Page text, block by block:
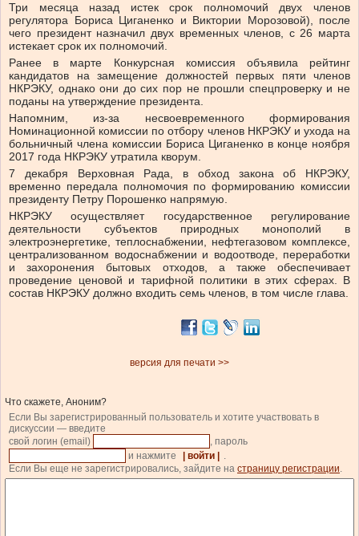
Три месяца назад истек срок полномочий двух членов
регулятора Бориса Циганенко и Виктории Морозовой), после
чего президент назначил двух временных членов, с 26 марта
истекает срок их полномочий.
Ранее в марте Конкурсная комиссия объявила рейтинг
кандидатов на замещение должностей первых пяти членов
НКРЭКУ, однако они до сих пор не прошли спецпроверку и не
поданы на утверждение президента.
Напомним, из-за несвоевременного формирования
Номинационной комиссии по отбору членов НКРЭКУ и ухода на
больничный члена комиссии Бориса Циганенко в конце ноября
2017 года НКРЭКУ утратила кворум.
7 декабря Верховная Рада, в обход закона об НКРЭКУ,
временно передала полномочия по формированию комиссии
президенту Петру Порошенко напрямую.
НКРЭКУ осуществляет государственное регулирование
деятельности субъектов природных монополий в
электроэнергетике, теплоснабжении, нефтегазовом комплексе,
централизованном водоснабжении и водоотводе, переработки
и захоронения бытовых отходов, а также обеспечивает
проведение ценовой и тарифной политики в этих сферах. В
состав НКРЭКУ должно входить семь членов, в том числе глава.
версия для печати >>
Что скажете, Аноним?
Если Вы зарегистрированный пользователь и хотите участвовать в
дискуссии — введите
свой логин (email)
, пароль
и нажмите
| войти |
.
Если Вы еще не зарегистрировались, зайдите на страницу регистрации.